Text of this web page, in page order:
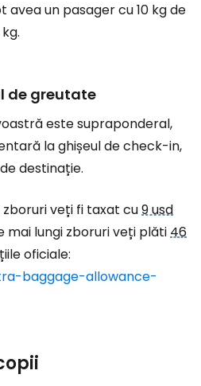
avea un pasager cu 10 kg de
de greutate
este supraponderal,
la ghișeul de check-in,
destinație.
veți fi taxat cu9 usd
mai lungi zboruri veți plăti46
oficiale:
baggage-allowance-